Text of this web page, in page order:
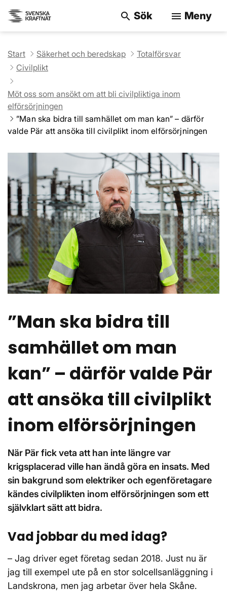
search Sök menu Meny
Start Säkerhet och beredskap
Totalförsvar
Civilplikt
Möt oss som ansökt om att bli civilpliktiga inom
elförsörjningen
”Man ska bidra till samhället om man kan” – därför
valde Pär att ansöka till civilplikt inom elförsörjningen
”Man ska bidra till
samhället om man
kan” – därför valde Pär
att ansöka till civilplikt
inom elförsörjningen
När Pär fick veta att han inte längre var
krigsplacerad ville han ändå göra en insats. Med
sin bakgrund som elektriker och egenföretagare
kändes civilplikten inom elförsörjningen som ett
självklart sätt att bidra.
Vad jobbar du med idag?
– Jag driver eget företag sedan 2018. Just nu är
jag till exempel ute på en stor solcellsanläggning i
Landskrona, men jag arbetar över hela Skåne.